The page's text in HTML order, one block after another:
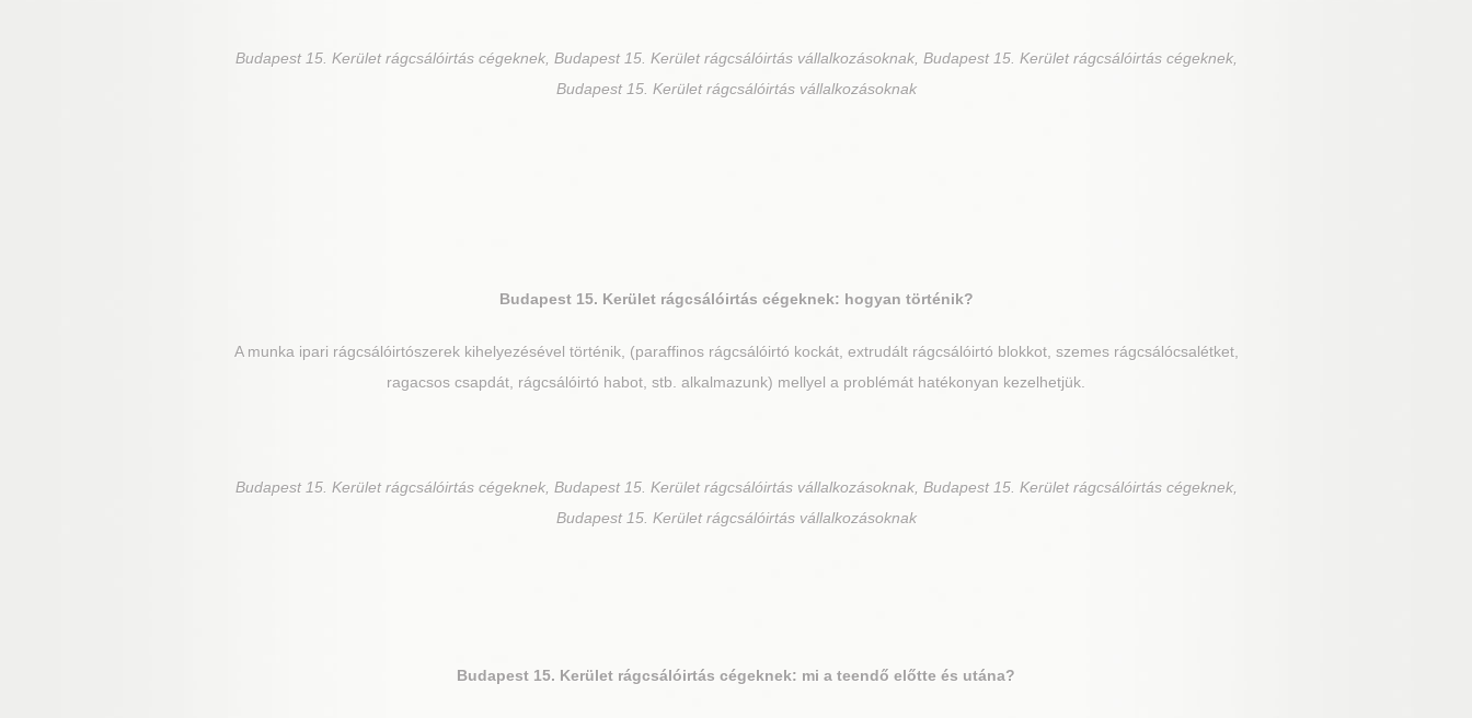
Budapest 15. Kerületrágcsálóirtás cégeknek, Budapest 15. Kerület rágcsálóirtás vállalkozásoknak, Budapest 15. Kerület rágcsálóirtás cégeknek,
Budapest 15. Kerület rágcsálóirtás vállalkozásoknak
Budapest 15. Kerületrágcsálóirtás cégeknek: hogyan történik?
A munka ipari rágcsálóirtószerek kihelyezésével történik, (paraffinos rágcsálóirtó kockát, extrudált rágcsálóirtó blokkot, szemes rágcsálócsalétket,
ragacsos csapdát, rágcsálóirtó habot, stb. alkalmazunk) mellyel a problémát hatékonyan kezelhetjük.
Budapest 15. Kerületrágcsálóirtás cégeknek, Budapest 15. Kerület rágcsálóirtás vállalkozásoknak, Budapest 15. Kerület rágcsálóirtás cégeknek,
Budapest 15. Kerület rágcsálóirtás vállalkozásoknak
Budapest 15. Kerület rágcsálóirtás cégeknek: mi a teendő előtte és utána?